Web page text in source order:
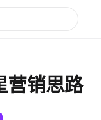
营销思路